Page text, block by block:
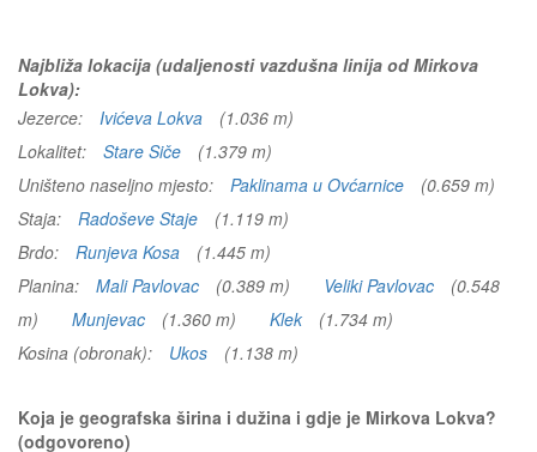
Najbliža lokacija (udaljenosti vazdušna linija od Mirkova
Lokva):
Jezerce:
Ivićeva Lokva
(1.036 m)
Lokalitet:
Stare Siče
(1.379 m)
Uništeno naseljno mjesto:
Paklinama u Ovćarnice
(0.659 m)
Staja:
Radoševe Staje
(1.119 m)
Brdo:
Runjeva Kosa
(1.445 m)
Planina:
Mali Pavlovac (0.389 m) Veliki Pavlovac
(0.548
m)
Munjevac (1.360 m) Klek
(1.734 m)
Kosina (obronak):
Ukos (1.138 m)
Koja je geografska širina i dužina i gdje je Mirkova Lokva?
(odgovoreno)